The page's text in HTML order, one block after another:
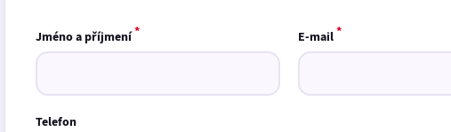
Jméno a příjmení* E-mail*
Telefon